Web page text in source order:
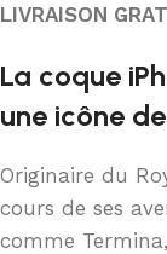
LIVRAISON
La coque
une icône
Originaire du
cours de ses
comme